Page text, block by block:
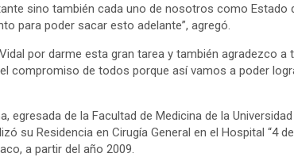
sino también cada uno de nosotros como Estado
para poder sacar esto adelante”, agregó.
por darme esta gran tarea y también agradezco
compromiso de todos porque así vamos a poder
egresada de la Facultad de Medicina de la
su Residencia en Cirugía General en el Hospital “4
a partir del año 2009.